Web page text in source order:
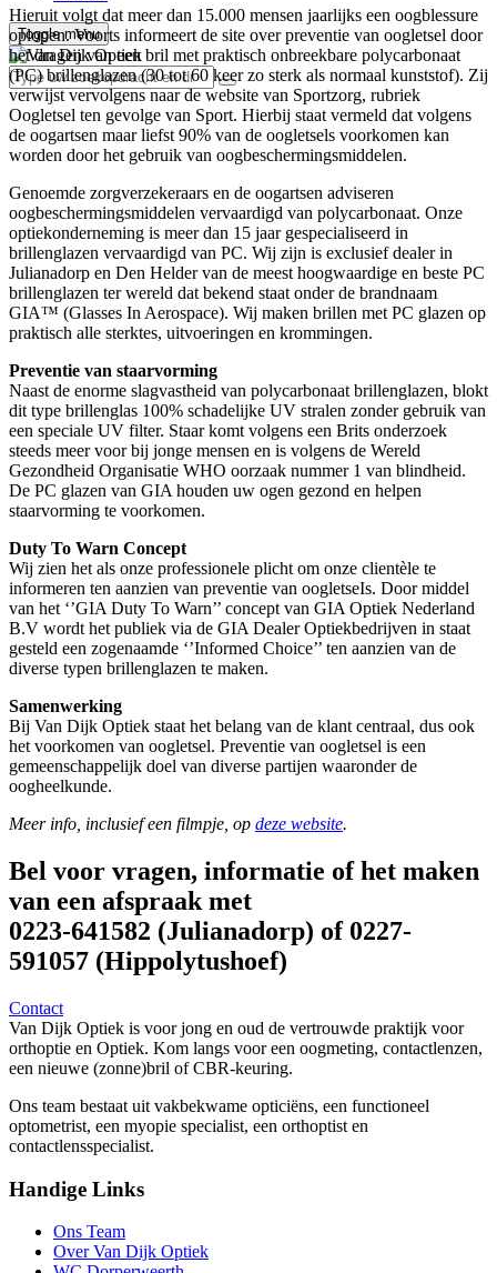
Toggle menu
Hieruit volgt dat meer dan 15.000 mensen jaarlijks een oogblessure
oplopen. Voorts informeert de site over preventie van oogletsel door
het dragen van een bril met praktisch onbreekbare polycarbonaat
(PC) brillenglazen (30 tot 60 keer zo sterk als normaal kunststof). Zij
verwijst vervolgens naar de website van Sportzorg, rubriek
Oogletsel ten gevolge van Sport. Hierbij staat vermeld dat volgens
de oogartsen maar liefst 90% van de oogletsels voorkomen kan
worden door het gebruik van oogbeschermingsmiddelen.
Genoemde zorgverzekeraars en de oogartsen adviseren
oogbeschermingsmiddelen vervaardigd van polycarbonaat. Onze
optiekonderneming is meer dan 15 jaar gespecialiseerd in
brillenglazen vervaardigd van PC. Wij zijn is exclusief dealer in
Julianadorp en Den Helder van de meest hoogwaardige en beste PC
brillenglazen ter wereld dat bekend staat onder de brandnaam
GIA™ (Glasses In Aerospace). Wij maken brillen met PC glazen op
praktisch alle sterktes, uitvoeringen en krommingen.
Preventie van staarvorming
Naast de enorme slagvastheid van polycarbonaat brillenglazen, blokt
dit type brillenglas 100% schadelijke UV stralen zonder gebruik van
een speciale UV filter. Staar komt volgens een Brits onderzoek
steeds meer voor bij jonge mensen en is volgens de Wereld
Gezondheid Organisatie WHO oorzaak nummer 1 van blindheid.
De PC glazen van GIA houden uw ogen gezond en helpen
staarvorming te voorkomen.
Duty To Warn Concept
Wij zien het als onze professionele plicht om onze clientèle te
informeren ten aanzien van preventie van oogletseIs. Door middel
van het ‘’GIA Duty To Warn’’ concept van GIA Optiek Nederland
B.V wordt het publiek via de GIA Dealer Optiekbedrijven in staat
gesteld een zogenaamde ‘’Informed Choice’’ ten aanzien van de
diverse typen brillenglazen te maken.
Samenwerking
Bij Van Dijk Optiek staat het belang van de klant centraal, dus ook
het voorkomen van oogletsel. Preventie van oogletsel is een
gemeenschappelijk doel van diverse partijen waaronder de
oogheelkunde.
Meer info, inclusief een filmpje, op deze website.
Bel voor vragen, informatie of het maken
van een afspraak met
0223-641582 (Julianadorp) of 0227-
591057 (Hippolytushoef)
Contact
Van Dijk Optiek is voor jong en oud de vertrouwde praktijk voor
orthoptie en Optiek. Kom langs voor een oogmeting, contactlenzen,
een nieuwe (zonne)bril of CBR-keuring.
Ons team bestaat uit vakbekwame opticiëns, een functioneel
optometrist, een myopie specialist, een orthoptist en
contactlensspecialist.
Handige Links
Ons Team
Over Van Dijk Optiek